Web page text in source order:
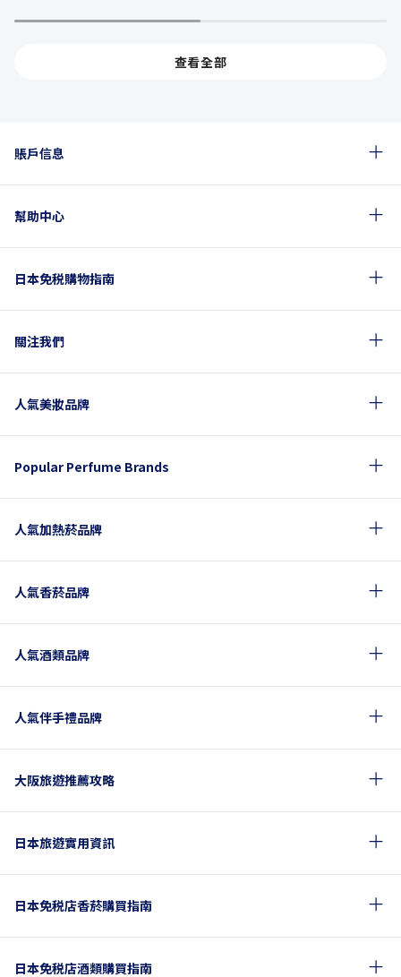
1
查看全部
賬戶信息
幫助中心
日本免税購物指南
關注我們
人氣美妝品牌
Popular Perfume Brands
人氣加熱菸品牌
人氣香菸品牌
人氣酒類品牌
人氣伴手禮品牌
大阪旅遊推薦攻略
日本旅遊實用資訊
日本免税店香菸購買指南
日本免税店酒類購買指南